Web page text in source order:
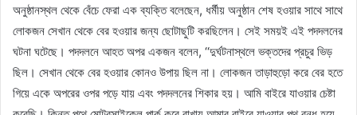
অনুষ্ঠানস্থল থেকে বেঁচে ফেরা এক ব্যক্তি বলেছেন, ধর্মীয় অনুষ্ঠান শেষ হওয়ার সাথে সাথে
লোকজন সেখান থেকে বের হওয়ার জন্য ছোটাছুটি করছিলেন। সেই সময়ই এই পদদলনের
ঘটনা ঘটেছে। পদদলনে আহত অপর একজন বলেন, ‘‘দুর্ঘটনাস্থলে ভক্তদের প্রচুর ভিড়
ছিল। সেখান থেকে বের হওয়ার কোনও উপায় ছিল না। লোকজন তাড়াহুড়ো করে বের হতে
গিয়ে একে অপরের ওপর পড়ে যায় এবং পদদলনের শিকার হয়। আমি বাইরে যাওয়ার চেষ্টা